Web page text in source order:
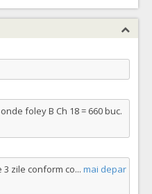
foley B Ch 18 = 660 buc.
zile conform co... mai depar